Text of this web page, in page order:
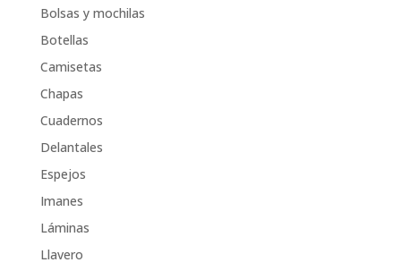
Bolsas y mochilas
Botellas
Camisetas
Chapas
Cuadernos
Delantales
Espejos
Imanes
Láminas
Llavero